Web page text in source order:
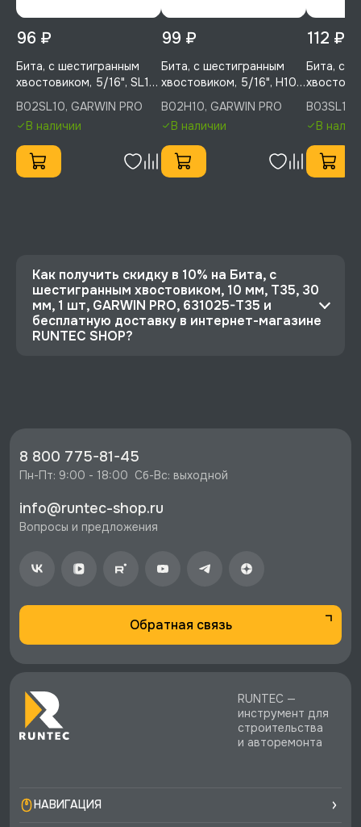
96 ₽
Бита, с шестигранным
хвостовиком, 5/16", SL10,
30 мм, 1 шт, GARWIN PRO,
B02SL10
B02SL10, GARWIN PRO
В наличии
99 ₽
Бита, с шестигранным
хвостовиком, 5/16", H10,
30 мм, 1 шт, GARWIN PRO,
B02H10
B02H10, GARWIN PRO
В наличии
112 ₽
Бита, с
SL10, 30
GARWIN
B03SL10,
В
Как получить скидку в 10% на Бита, с
шестигранным хвостовиком, 10 мм, T35, 30
мм, 1 шт, GARWIN PRO, 631025-T35 и
бесплатную доставку в интернет-магазине
RUNTEC SHOP?
со скидкой - 101 руб.
⚡️ Бесплатная доставка в Москве, Санкт-
стоимости заказа.
8 800 775-81-45
Пн-Пт: 9:00 - 18:00  Сб-Вс: выходной
info@runtec-shop.ru
Вопросы и предложения
Обратная связь
RUNTEC —
инструмент для
строительства
и авторемонта
НАВИГАЦИЯ